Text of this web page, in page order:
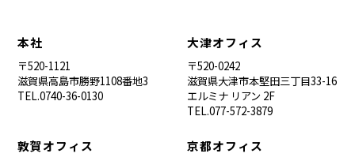
本社
〒520-1121
滋賀県高島市勝野1108番地3
TEL.0740-36-0130
大津オフィス
〒520-0242
滋賀県大津市本堅田三丁目33-16
エルミナ リアン 2F
TEL.077-572-3879
敦賀オフィス 京都オフィス